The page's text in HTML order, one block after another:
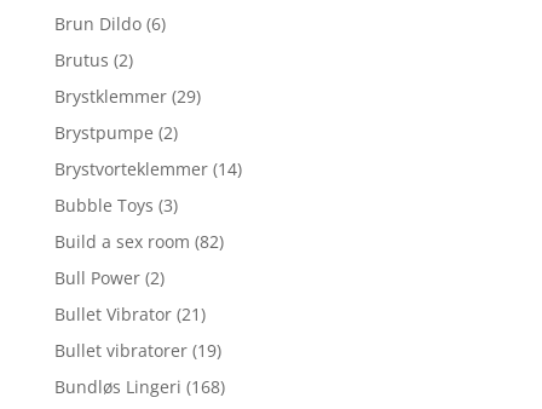
Brun Dildo (6)
Brutus (2)
Brystklemmer (29)
Brystpumpe (2)
Brystvorteklemmer (14)
Bubble Toys (3)
Build a sex room (82)
Bull Power (2)
Bullet Vibrator (21)
Bullet vibratorer (19)
Bundløs Lingeri (168)